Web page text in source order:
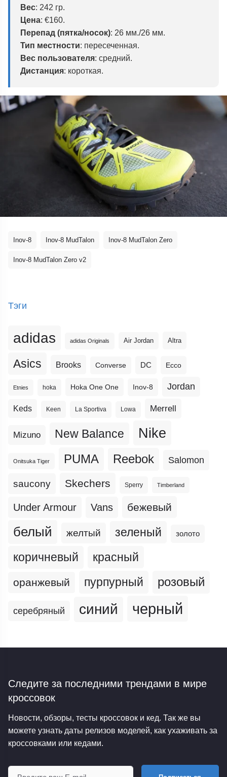
Вес: 242 гр.
Цена: €160.
Перепад (пятка/носок): 26 мм./26 мм.
Тип местности: пересеченная.
Вес пользователя: средний.
Дистанция: короткая.
Inov-8 Inov-8 MudTalon Inov-8 MudTalon Zero
Inov-8 MudTalon Zero v2
Тэги
adidas adidas Originals Air Jordan Altra
Asics Brooks Converse DC Ecco
Etnies hoka Hoka One One Inov-8 Jordan
Keds Keen La Sportiva Lowa Merrell
Mizuno New Balance Nike
Onitsuka Tiger PUMA Reebok Salomon
saucony Skechers Sperry Timberland
Under Armour Vans бежевый
белый желтый зеленый золото
коричневый красный
оранжевый пурпурный розовый
серебряный синий черный
Следите за последними трендами в мире
кроссовок
Новости, обзоры, тесты кроссовок и кед. Так же вы
можете узнать даты релизов моделей, как ухаживать за
кроссовками или кедами.